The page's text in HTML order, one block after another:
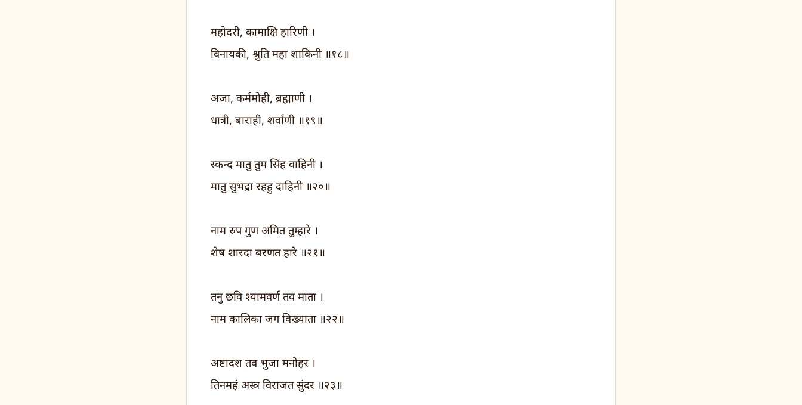
महोदरी, कामाक्षि हारिणी ।
विनायकी, श्रुति महा शाकिनी ॥१८॥
अजा, कर्ममोही, ब्रह्माणी ।
धात्री, बाराही, शर्वाणी ॥१९॥
स्कन्द मातु तुम सिंह वाहिनी ।
मातु सुभद्रा रहहु दाहिनी ॥२०॥
नाम रुप गुण अमित तुम्हारे ।
शेष शारदा बरणत हारे ॥२१॥
तनु छवि श्यामवर्ण तव माता ।
नाम कालिका जग विख्याता ॥२२॥
अष्टादश तव भुजा मनोहर ।
तिनमहं अस्त्र विराजत सुंदर ॥२३॥